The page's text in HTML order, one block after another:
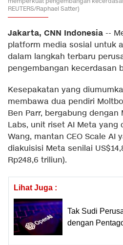
REUTERS/Raphael Satter)
Jakarta, CNN Indonesia --
platform media sosial untuk
dalam langkah terbaru
pengembangan kecerdasan
Kesepakatan yang
membawa dua pendiri
Ben Parr, bergabung
Labs, unit riset AI Meta yang
Wang, mantan CEO Scale AI
diakuisisi Meta senilai
Rp248,6 triliun).
Lihat Juga :
Tak Sudi
dengan